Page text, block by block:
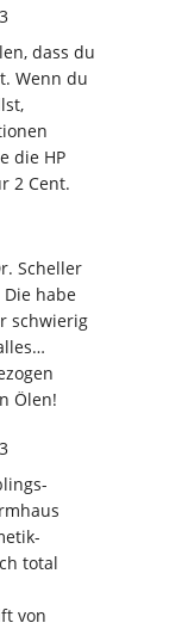
dass du
Wenn du
die HP
2 Cent.
Scheller
habe
schwierig
Ölen!
total
von